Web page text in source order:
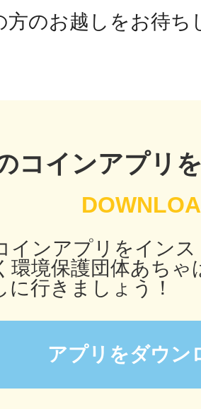
方のお越しをお待ち
コインアプリ
インアプリをイン
環境保護団体あちゃ
に行きましょう！
アプリをダウン
相模原
八女
日立
滋賀県